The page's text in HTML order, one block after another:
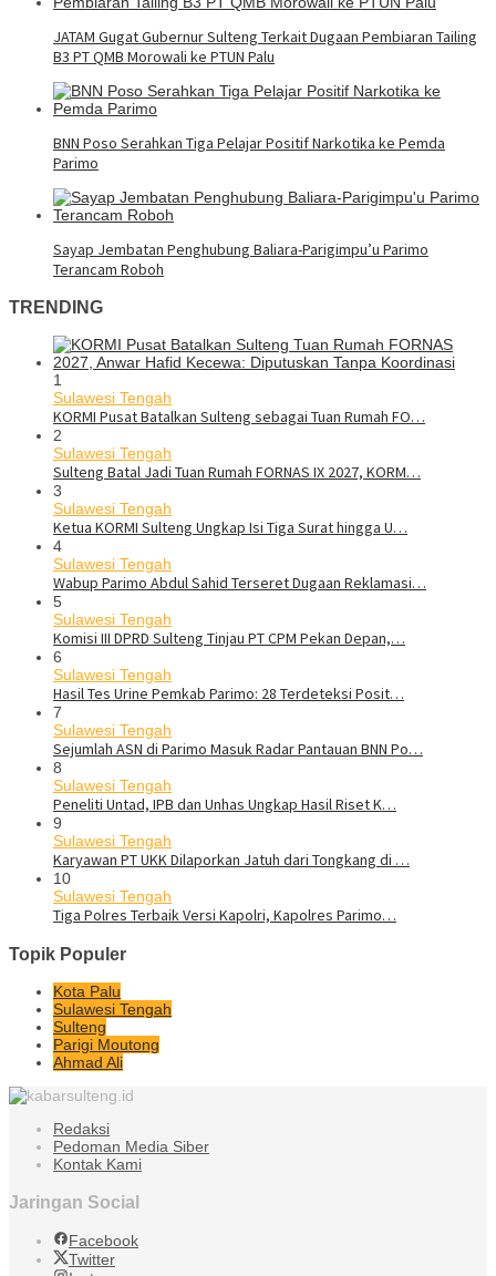
JATAM Gugat Gubernur Sulteng Terkait Dugaan Pembiaran Tailing
B3 PT QMB Morowali ke PTUN Palu
BNN Poso Serahkan Tiga Pelajar Positif Narkotika ke Pemda
Parimo
Sayap Jembatan Penghubung Baliara-Parigimpu’u Parimo
Terancam Roboh
TRENDING
1
Sulawesi Tengah
KORMI Pusat Batalkan Sulteng sebagai Tuan Rumah FO…
2
Sulawesi Tengah
Sulteng Batal Jadi Tuan Rumah FORNAS IX 2027, KORM…
3
Sulawesi Tengah
Ketua KORMI Sulteng Ungkap Isi Tiga Surat hingga U…
4
Sulawesi Tengah
Wabup Parimo Abdul Sahid Terseret Dugaan Reklamasi…
5
Sulawesi Tengah
Komisi III DPRD Sulteng Tinjau PT CPM Pekan Depan,…
6
Sulawesi Tengah
Hasil Tes Urine Pemkab Parimo: 28 Terdeteksi Posit…
7
Sulawesi Tengah
Sejumlah ASN di Parimo Masuk Radar Pantauan BNN Po…
8
Sulawesi Tengah
Peneliti Untad, IPB dan Unhas Ungkap Hasil Riset K…
9
Sulawesi Tengah
Karyawan PT UKK Dilaporkan Jatuh dari Tongkang di …
10
Sulawesi Tengah
Tiga Polres Terbaik Versi Kapolri, Kapolres Parimo…
Topik Populer
Kota Palu
Sulawesi Tengah
Sulteng
Parigi Moutong
Ahmad Ali
Redaksi
Pedoman Media Siber
Kontak Kami
Jaringan Social
Facebook
Twitter